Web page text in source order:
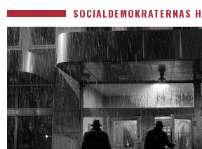
SOCIALDEMOKRATERNAS